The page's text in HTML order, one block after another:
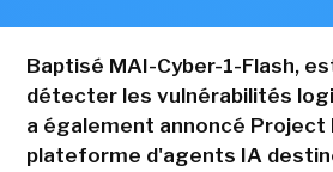
Baptisé MAI-Cyber-1-Flash,
détecter les vulnérabilités
a également annoncé Project
plateforme d'agents IA